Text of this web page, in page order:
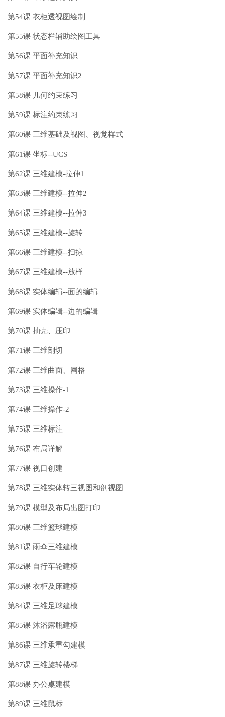
第54课 衣柜透视图绘制
第55课 状态栏辅助绘图工具
第56课 平面补充知识
第57课 平面补充知识2
第58课 几何约束练习
第59课 标注约束练习
第60课 三维基础及视图、视觉样式
第61课 坐标--UCS
第62课 三维建模-拉伸1
第63课 三维建模--拉伸2
第64课 三维建模--拉伸3
第65课 三维建模--旋转
第66课 三维建模--扫掠
第67课 三维建模--放样
第68课 实体编辑--面的编辑
第69课 实体编辑--边的编辑
第70课 抽壳、压印
第71课 三维剖切
第72课 三维曲面、网格
第73课 三维操作-1
第74课 三维操作-2
第75课 三维标注
第76课 布局详解
第77课 视口创建
第78课 三维实体转三视图和剖视图
第79课 模型及布局出图打印
第80课 三维篮球建模
第81课 雨伞三维建模
第82课 自行车轮建模
第83课 衣柜及床建模
第84课 三维足球建模
第85课 沐浴露瓶建模
第86课 三维承重勾建模
第87课 三维旋转楼梯
第88课 办公桌建模
第89课 三维鼠标